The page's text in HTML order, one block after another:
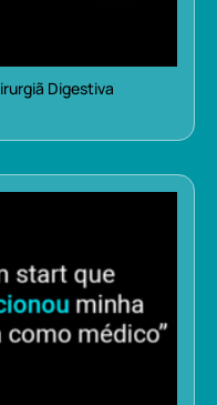
Digestiva